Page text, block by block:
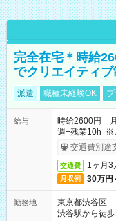
完全在宅＊時給
でクリエイティ
派遣 職種未経験OK
給与
時給2600円
週+残業10h ※
受取りサービ
交通費別途
交通費 1ヶ月3
月収例 30万円
勤務地
東京都渋谷区
渋谷駅から徒